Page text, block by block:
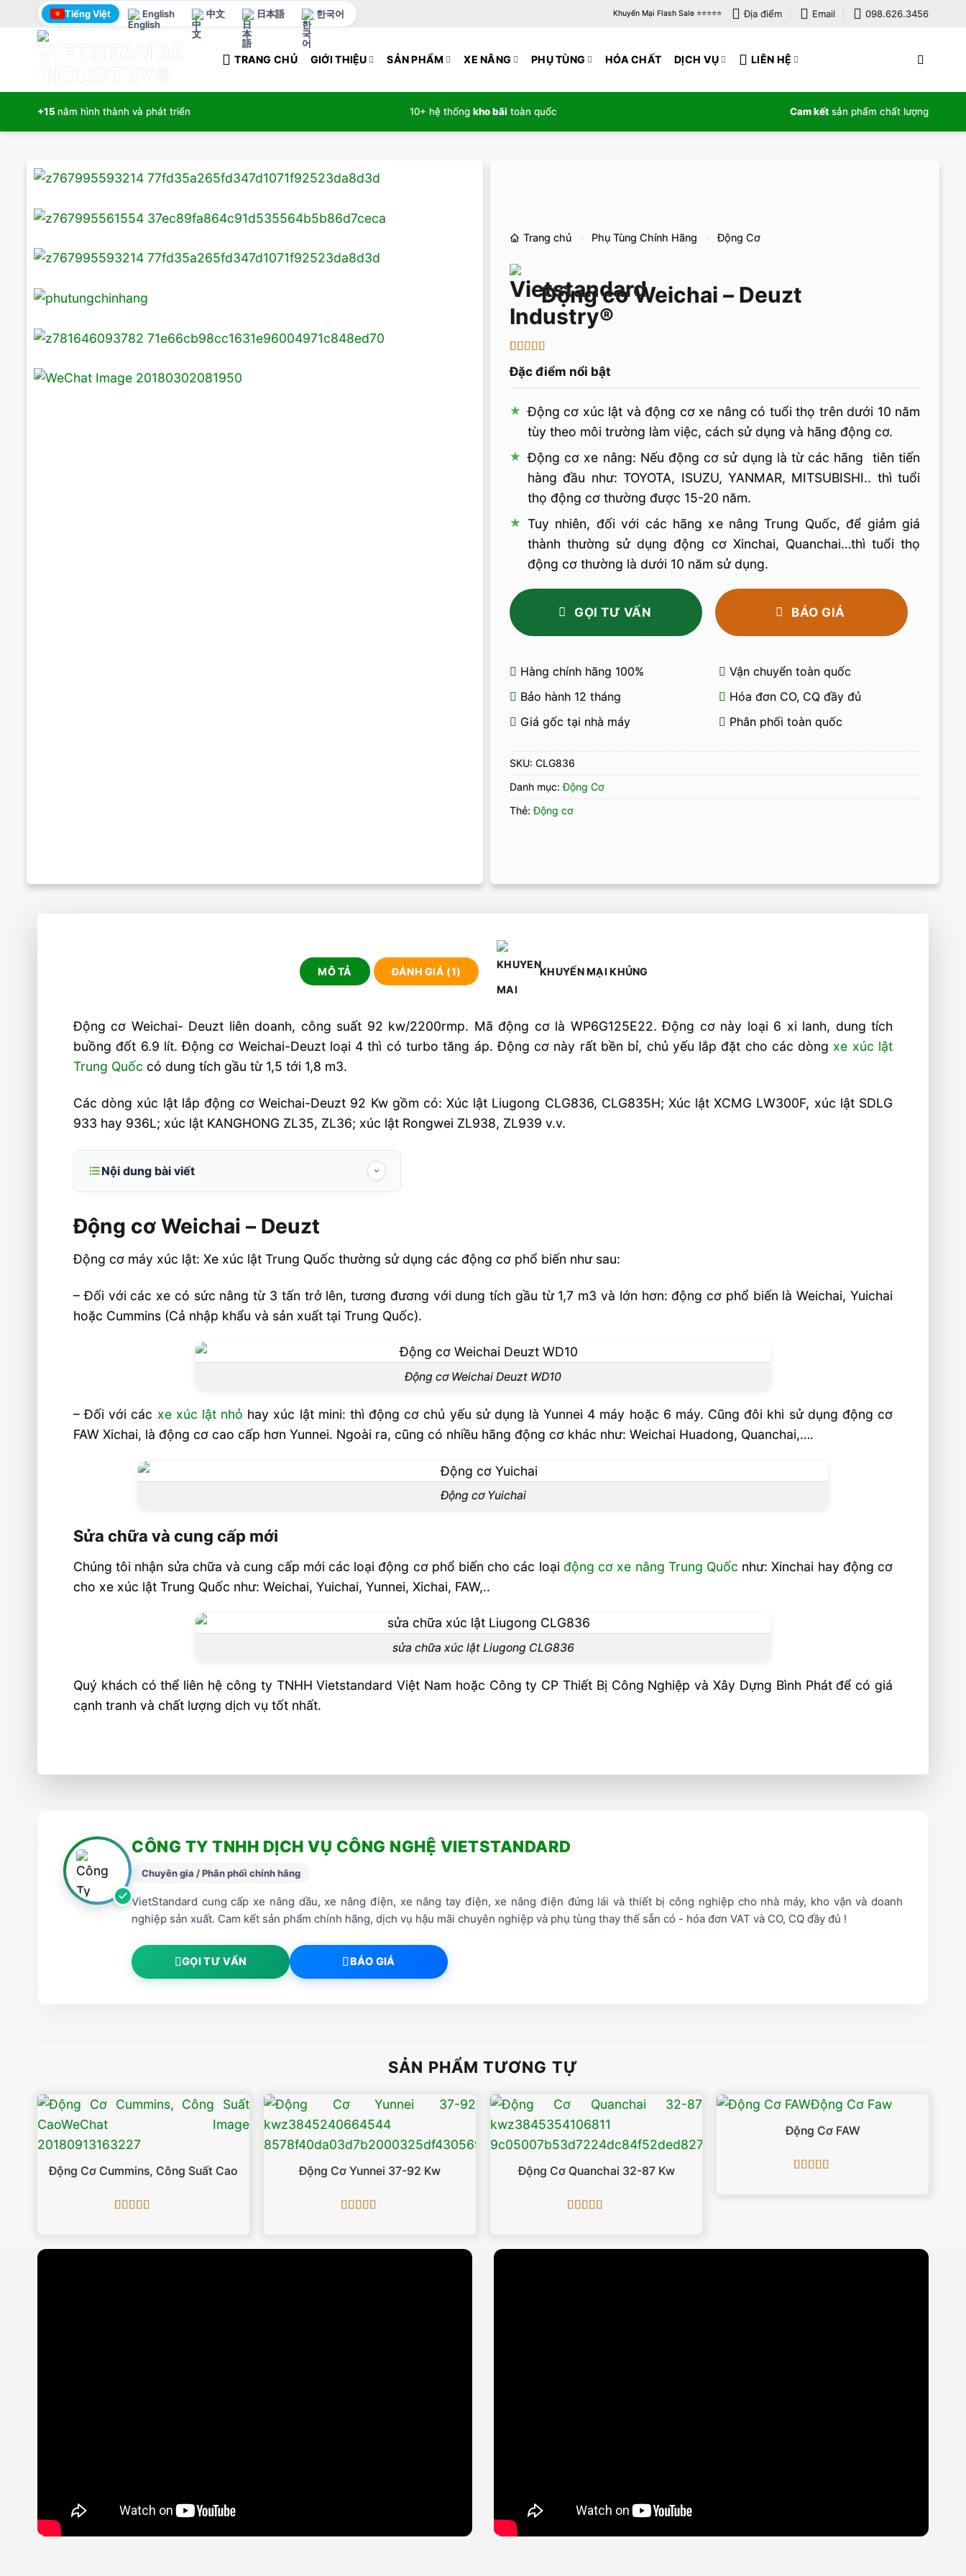
Tiếng Việt English 中文 日本語 한국어 Khuyến Mại Flash Sale ⭐️⭐️⭐️⭐️⭐️ Địa điểm Email 098.626.3456
TRANG CHỦ GIỚI THIỆU SẢN PHẨM XE NÂNG PHỤ TÙNG HÓA CHẤT DỊCH VỤ LIÊN HỆ
+15 năm hình thành và phát triển 10+ hệ thống kho bãi toàn quốc Cam kết sản phẩm chất lượng
Trang chủ Phụ Tùng Chính Hãng Động Cơ
Động cơ Weichai – Deuzt
trên 5 dựa
trênđánh
giá
Đặc điểm nổi bật
Động cơ xúc lật và động cơ xe nâng có tuổi thọ trên dưới 10 năm
tùy theo môi trường làm việc, cách sử dụng và hãng động cơ.
Động cơ xe nâng: Nếu động cơ sử dụng là từ các hãng tiên tiến
hàng đầu như: TOYOTA, ISUZU, YANMAR, MITSUBISHI.. thì tuổi
thọ động cơ thường được 15-20 năm.
Tuy nhiên, đối với các hãng xe nâng Trung Quốc, để giảm giá
thành thường sử dụng động cơ Xinchai, Quanchai…thì tuổi thọ
động cơ thường là dưới 10 năm sử dụng.
GỌI TƯ VẤN BÁO GIÁ
Hàng chính hãng 100%
Vận chuyển toàn quốc
Bảo hành 12 tháng
Hóa đơn CO, CQ đầy đủ
Giá gốc tại nhà máy
Phân phối toàn quốc
SKU: CLG836
Danh mục:Động Cơ
Thẻ:Động cơ
MÔ TẢ ĐÁNH GIÁ (1) KHUYẾN MẠI KHỦNG
Động cơ Weichai- Deuzt liên doanh, công suất 92 kw/2200rmp. Mã động cơ là WP6G125E22. Động cơ này loại 6 xi lanh, dung tích
buồng đốt 6.9 lít. Động cơ Weichai-Deuzt loại 4 thì có turbo tăng áp. Động cơ này rất bền bỉ, chủ yếu lắp đặt cho các dòng xe xúc lật
Trung Quốc có dung tích gầu từ 1,5 tới 1,8 m3.
Các dòng xúc lật lắp động cơ Weichai-Deuzt 92 Kw gồm có: Xúc lật Liugong CLG836, CLG835H; Xúc lật XCMG LW300F, xúc lật SDLG
933 hay 936L; xúc lật KANGHONG ZL35, ZL36; xúc lật Rongwei ZL938, ZL939 v.v.
Nội dung bài viết
Sửa chữa và cung cấp mới
Động cơ Weichai – Deuzt
Động cơ máy xúc lật: Xe xúc lật Trung Quốc thường sử dụng các động cơ phổ biến như sau:
– Đối với các xe có sức nâng từ 3 tấn trở lên, tương đương với dung tích gầu từ 1,7 m3 và lớn hơn: động cơ phổ biến là Weichai, Yuichai
hoặc Cummins (Cả nhập khẩu và sản xuất tại Trung Quốc).
Động cơ Weichai Deuzt WD10
– Đối với các xe xúc lật nhỏ hay xúc lật mini: thì động cơ chủ yếu sử dụng là Yunnei 4 máy hoặc 6 máy. Cũng đôi khi sử dụng động cơ
FAW Xichai, là động cơ cao cấp hơn Yunnei. Ngoài ra, cũng có nhiều hãng động cơ khác như: Weichai Huadong, Quanchai,….
Động cơ Yuichai
Sửa chữa và cung cấp mới
Chúng tôi nhận sửa chữa và cung cấp mới các loại động cơ phổ biến cho các loại động cơ xe nâng Trung Quốc như: Xinchai hay động cơ
cho xe xúc lật Trung Quốc như: Weichai, Yuichai, Yunnei, Xichai, FAW,..
sửa chữa xúc lật Liugong CLG836
Quý khách có thể liên hệ công ty TNHH Vietstandard Việt Nam hoặc Công ty CP Thiết Bị Công Nghiệp và Xây Dựng Bình Phát để có giá
cạnh tranh và chất lượng dịch vụ tốt nhất.
CÔNG TY TNHH DỊCH VỤ CÔNG NGHỆ VIETSTANDARD
Chuyên gia / Phân phối chính hãng
VietStandard cung cấp xe nâng dầu, xe nâng điện, xe nâng tay điện, xe nâng điện đứng lái và thiết bị công nghiệp cho nhà máy, kho vận và doanh
nghiệp sản xuất. Cam kết sản phẩm chính hãng, dịch vụ hậu mãi chuyên nghiệp và phụ tùng thay thế sẵn có - hóa đơn VAT và CO, CQ đầy đủ !
GỌI TƯ VẤN BÁO GIÁ
SẢN PHẨM TƯƠNG TỰ
Động Cơ Cummins, Công Suất Cao Động Cơ Yunnei 37-92 Kw Động Cơ Quanchai 32-87 Kw
Động Cơ FAW